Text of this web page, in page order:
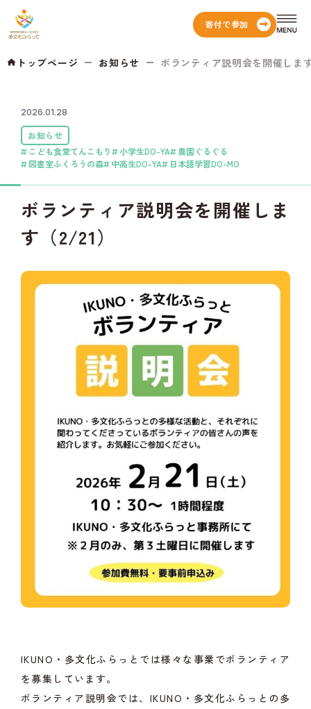
寄付で参加
トップページ お知らせ ボランティア説明会を開催しま
2026.01.28
お知らせ
こども食堂てんこもり
小学生DO-YA
農園ぐるぐる
図書室ふくろうの森
中高生DO-YA 日本語学習DO-MO
ボランティア説明会を開催しま
す（2/21）
IKUNO・多文化ふらっとでは様々な事業でボランティア
を募集しています。
ボランティア説明会では、IKUNO・多文化ふらっとの多